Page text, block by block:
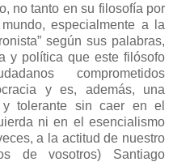
no tanto en su filosofía por
especialmente a la
según sus palabras,
y política que este filósofo
comprometidos
y es, además, una
tolerante sin caer en el
ni en el esencialismo
a la actitud de nuestro
de vosotros) Santiago